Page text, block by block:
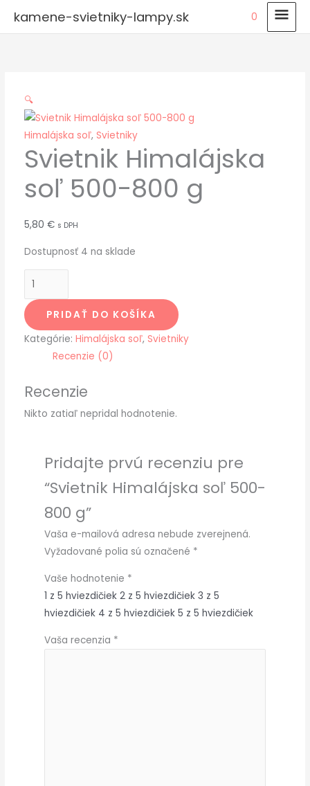
kamene-svietniky-lampy.sk 0
🔍
Himalájska soľ, Svietniky
Svietnik Himalájska
soľ 500-800 g
5,80 € s DPH
Dostupnosť 4 na sklade
soľ
500-
800
PRIDAŤ DO KOŠÍKA
Kategórie: Himalájska soľ, Svietniky
Recenzie (0)
Recenzie
Nikto zatiaľ nepridal hodnotenie.
Pridajte prvú recenziu pre
“Svietnik Himalájska soľ 500-
800 g”
Vaša e-mailová adresa nebude zverejnená.
Vyžadované polia sú označené *
Vaše hodnotenie *
1 z 5 hviezdičiek 2 z 5 hviezdičiek 3 z 5
hviezdičiek 4 z 5 hviezdičiek 5 z 5 hviezdičiek
Vaša recenzia *